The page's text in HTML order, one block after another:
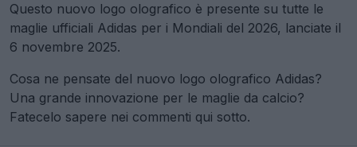
Questo nuovo logo olografico è presente su tutte le
maglie ufficiali Adidas per i Mondiali del 2026, lanciate il
6 novembre 2025.
Cosa ne pensate del nuovo logo olografico Adidas?
Una grande innovazione per le maglie da calcio?
Fatecelo sapere nei commenti qui sotto.